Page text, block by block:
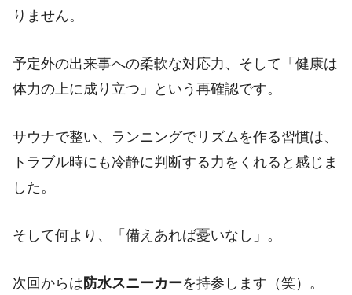
りません。
予定外の出来事への柔軟な対応力、そして「健康は
体力の上に成り立つ」という再確認です。
サウナで整い、ランニングでリズムを作る習慣は、
トラブル時にも冷静に判断する力をくれると感じま
した。
そして何より、「備えあれば憂いなし」。
次回からは 防水スニーカーを持参します（笑）。